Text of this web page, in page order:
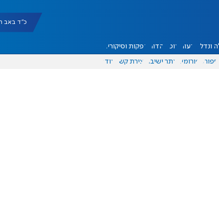
כ"ד באב תשפ"ו
ונדל"ן דעות אוכל יהדות הפקות וסיקורים
ספורט פורומים אתר ישיבה יצירת קשר עוד